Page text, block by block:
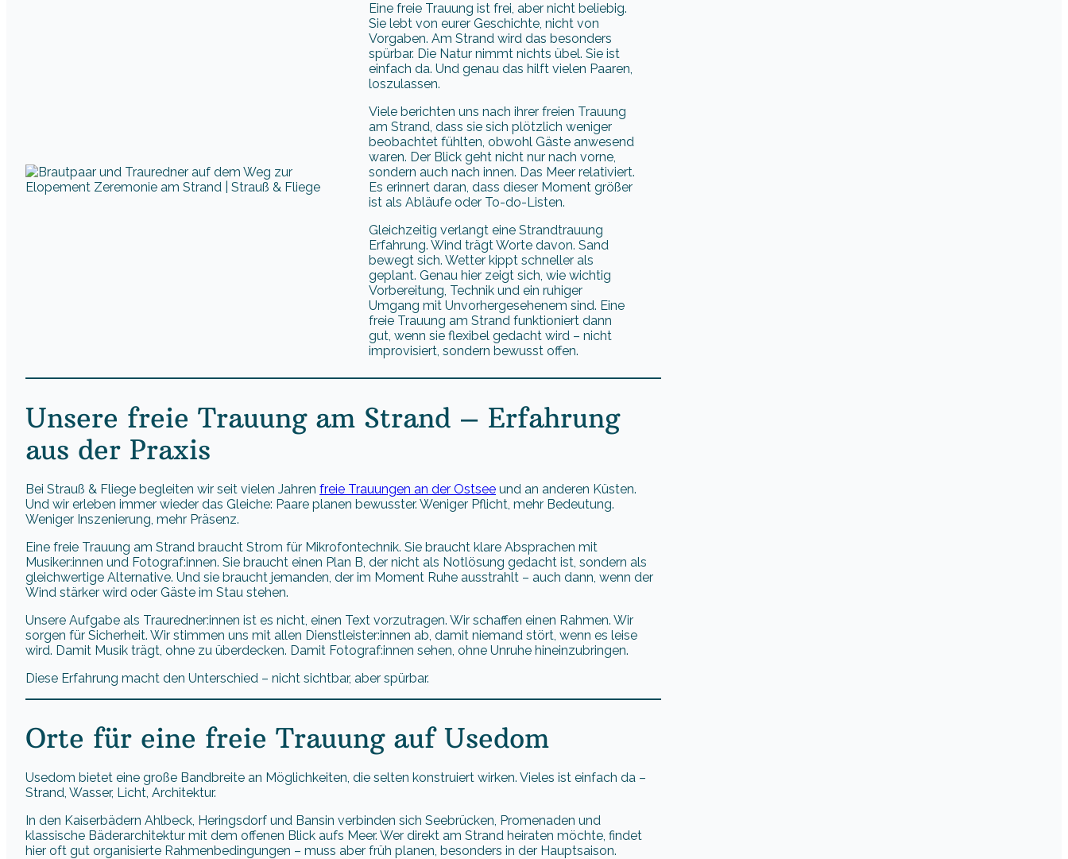
Eine freie Trauung ist frei, aber nicht beliebig.
Sie lebt von eurer Geschichte, nicht von
Vorgaben. Am Strand wird das besonders
spürbar. Die Natur nimmt nichts übel. Sie ist
einfach da. Und genau das hilft vielen Paaren,
loszulassen.
Viele berichten uns nach ihrer freien Trauung
am Strand, dass sie sich plötzlich weniger
beobachtet fühlten, obwohl Gäste anwesend
waren. Der Blick geht nicht nur nach vorne,
sondern auch nach innen. Das Meer relativiert.
Es erinnert daran, dass dieser Moment größer
ist als Abläufe oder To-do-Listen.
Gleichzeitig verlangt eine Strandtrauung
Erfahrung. Wind trägt Worte davon. Sand
bewegt sich. Wetter kippt schneller als
geplant. Genau hier zeigt sich, wie wichtig
Vorbereitung, Technik und ein ruhiger
Umgang mit Unvorhergesehenem sind. Eine
freie Trauung am Strand funktioniert dann
gut, wenn sie flexibel gedacht wird – nicht
improvisiert, sondern bewusst offen.
Unsere freie Trauung am Strand – Erfahrung
aus der Praxis
Bei Strauß & Fliege begleiten wir seit vielen Jahren freie Trauungen an der Ostsee und an anderen Küsten.
Und wir erleben immer wieder das Gleiche: Paare planen bewusster. Weniger Pflicht, mehr Bedeutung.
Weniger Inszenierung, mehr Präsenz.
Eine freie Trauung am Strand braucht Strom für Mikrofontechnik. Sie braucht klare Absprachen mit
Musiker:innen und Fotograf:innen. Sie braucht einen Plan B, der nicht als Notlösung gedacht ist, sondern als
gleichwertige Alternative. Und sie braucht jemanden, der im Moment Ruhe ausstrahlt – auch dann, wenn der
Wind stärker wird oder Gäste im Stau stehen.
Unsere Aufgabe als Trauredner:innen ist es nicht, einen Text vorzutragen. Wir schaffen einen Rahmen. Wir
sorgen für Sicherheit. Wir stimmen uns mit allen Dienstleister:innen ab, damit niemand stört, wenn es leise
wird. Damit Musik trägt, ohne zu überdecken. Damit Fotograf:innen sehen, ohne Unruhe hineinzubringen.
Diese Erfahrung macht den Unterschied – nicht sichtbar, aber spürbar.
Orte für eine freie Trauung auf Usedom
Usedom bietet eine große Bandbreite an Möglichkeiten, die selten konstruiert wirken. Vieles ist einfach da –
Strand, Wasser, Licht, Architektur.
In den Kaiserbädern Ahlbeck, Heringsdorf und Bansin verbinden sich Seebrücken, Promenaden und
klassische Bäderarchitektur mit dem offenen Blick aufs Meer. Wer direkt am Strand heiraten möchte, findet
hier oft gut organisierte Rahmenbedingungen – muss aber früh planen, besonders in der Hauptsaison.